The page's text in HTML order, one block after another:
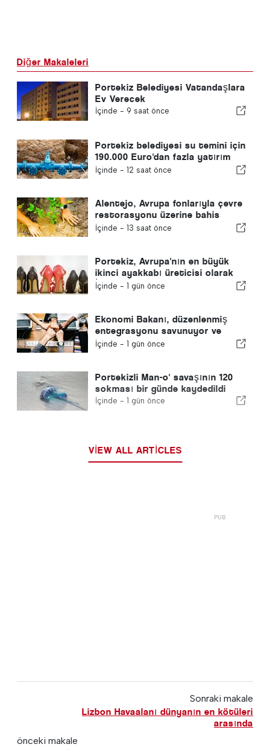
Diğer Makaleleri
Portekiz Belediyesi Vatandaşlara
Ev Verecek
İçinde - 9 saat önce
Portekiz belediyesi su temini için
190.000 Euro'dan fazla yatırım
yapıyor
İçinde - 12 saat önce
Alentejo, Avrupa fonlarıyla çevre
restorasyonu üzerine bahis
yapıyor
İçinde - 13 saat önce
Portekiz, Avrupa'nın en büyük
ikinci ayakkabı üreticisi olarak
İspanya'yı geride bıraktı
İçinde - 1 gün önce
Ekonomi Bakanı, düzenlenmiş
entegrasyonu savunuyor ve
göçmenler için hızlı bir kanal
İçinde - 1 gün önce
Portekizli Man-o' savaşının 120
sokması bir günde kaydedildi
İçinde - 1 gün önce
VIEW ALL ARTICLES
Sonraki makale
Lizbon Havaalanı dünyanın en kötüleri
arasında
önceki makale